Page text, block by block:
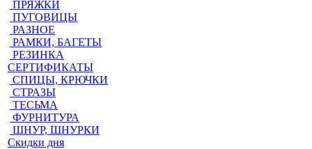
ПРЯЖКИ
ПУГОВИЦЫ
РАЗНОЕ
РАМКИ, БАГЕТЫ
РЕЗИНКА
СЕРТИФИКАТЫ
СПИЦЫ, КРЮЧКИ
СТРАЗЫ
ТЕСЬМА
ФУРНИТУРА
ШНУР, ШНУРКИ
Скидки дня